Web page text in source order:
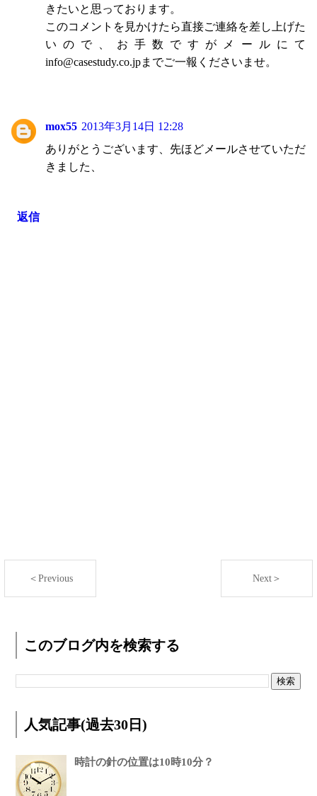
きたいと思っております。
このコメントを見かけたら直接ご連絡を差し上げた
いので、お手数ですがメールにて
info@casestudy.co.jpまでご一報くださいませ。
mox55 2013年3月14日 12:28
ありがとうございます、先ほどメールさせていただ
きました、
返信
＜Previous Next＞
このブログ内を検索する
人気記事(過去30日)
時計の針の位置は10時10分？